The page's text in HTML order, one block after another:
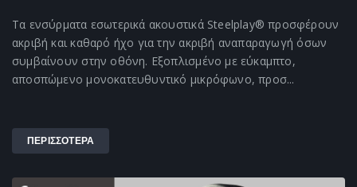
Τα ενσύρματα εσωτερικά ακουστικά Steelplay® προσφέρουν
ακριβή και καθαρό ήχο για την ακριβή αναπαραγωγή όσων
συμβαίνουν στην οθόνη. Εξοπλισμένο με εύκαμπτο,
αποσπώμενο μονοκατευθυντικό μικρόφωνο, προσ...
ΠΕΡΙΣΣΟΤΕΡΑ